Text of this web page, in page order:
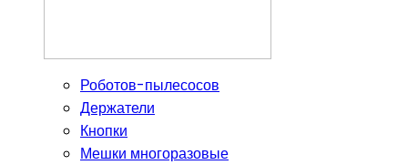
Роботов-пылесосов
Держатели
Кнопки
Мешки многоразовые